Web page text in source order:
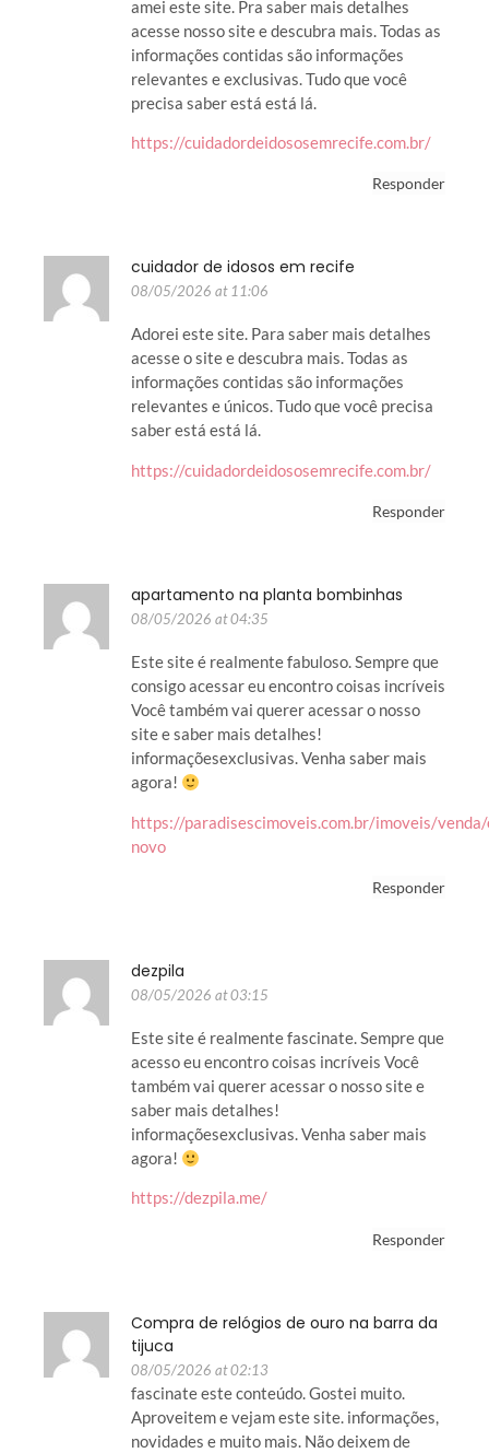
amei este site. Pra saber mais detalhes
acesse nosso site e descubra mais. Todas as
informações contidas são informações
relevantes e exclusivas. Tudo que você
precisa saber está está lá.
https://cuidadordeidososemrecife.com.br/
Responder
cuidador de idosos em recife
08/05/2026 at 11:06
Adorei este site. Para saber mais detalhes
acesse o site e descubra mais. Todas as
informações contidas são informações
relevantes e únicos. Tudo que você precisa
saber está está lá.
https://cuidadordeidososemrecife.com.br/
Responder
apartamento na planta bombinhas
08/05/2026 at 04:35
Este site é realmente fabuloso. Sempre que
consigo acessar eu encontro coisas incríveis
Você também vai querer acessar o nosso
site e saber mais detalhes!
informaçõesexclusivas. Venha saber mais
agora!
https://paradisescimoveis.com.br/imoveis/
novo
Responder
dezpila
08/05/2026 at 03:15
Este site é realmente fascinate. Sempre que
acesso eu encontro coisas incríveis Você
também vai querer acessar o nosso site e
saber mais detalhes!
informaçõesexclusivas. Venha saber mais
agora!
https://dezpila.me/
Responder
Compra de relógios de ouro na barra da
tijuca
08/05/2026 at 02:13
fascinate este conteúdo. Gostei muito.
Aproveitem e vejam este site. informações,
novidades e muito mais. Não deixem de